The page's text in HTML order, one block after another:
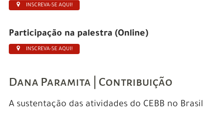
INSCREVA-SE AQUI!
Participação na palestra (Online)
INSCREVA-SE AQUI!
Dana Paramita | Contribuição
A sustentação das atividades do CEBB no Brasil